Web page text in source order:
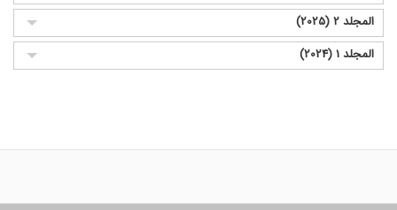
المجلد 2 (2025)
المجلد 1 (2024)